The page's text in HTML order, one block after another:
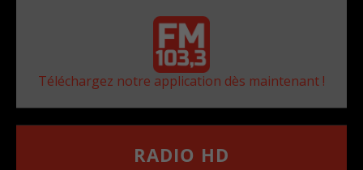
Téléchargez notre application dès maintenant !
RADIO HD